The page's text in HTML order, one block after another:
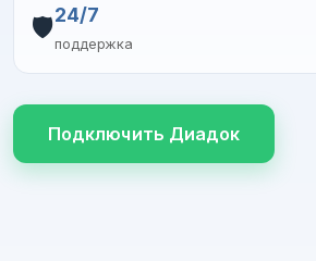
🛡️24/7
поддержка
Подключить Диадок